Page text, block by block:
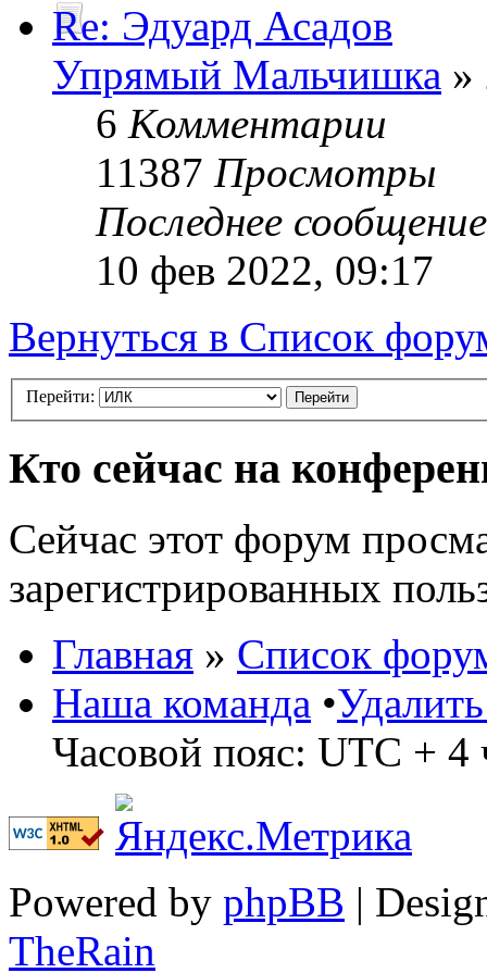
Re: Эдуард Асадов
Упрямый Мальчишка »
6 Комментарии
11387 Просмотры
Последнее
10 фев 2022, 09:17
Вернуться в Список
Перейти:
Кто сейчас на
Сейчас этот форум
зарегистрированных
Главная » Список
Наша команда •
Часовой пояс: UTC + 4
Powered by phpBB |
TheRain